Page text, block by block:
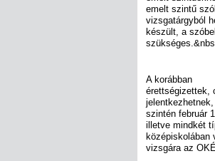
emelt szintű
vizsgatárgyból
készült, a
A korábban
érettségizettek,
szintén február
illetve mindkét
középiskolában
vizsgára az